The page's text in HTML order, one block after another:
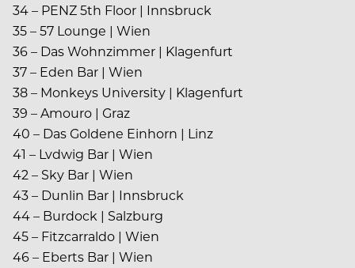
34 – PENZ 5th Floor | Innsbruck
35 – 57 Lounge | Wien
36 – Das Wohnzimmer | Klagenfurt
37 – Eden Bar | Wien
38 – Monkeys University | Klagenfurt
39 – Amouro | Graz
40 – Das Goldene Einhorn | Linz
41 – Lvdwig Bar | Wien
42 – Sky Bar | Wien
43 – Dunlin Bar | Innsbruck
44 – Burdock | Salzburg
45 – Fitzcarraldo | Wien
46 – Eberts Bar | Wien